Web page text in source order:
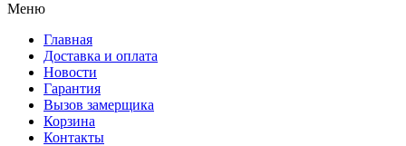
Меню
Главная
Доставка и оплата
Новости
Гарантия
Вызов замерщика
Корзина
Контакты